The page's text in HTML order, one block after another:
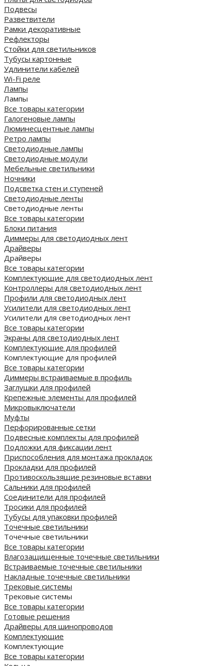
Подвесы
Разветвители
Рамки декоративные
Рефлекторы
Стойки для светильников
Тубусы картонные
Удлинители кабелей
Wi-Fi реле
Лампы
Лампы
Все товары категории
Галогеновые лампы
Люминесцентные лампы
Ретро лампы
Светодиодные лампы
Светодиодные модули
Мебельные светильники
Ночники
Подсветка стен и ступеней
Светодиодные ленты
Светодиодные ленты
Все товары категории
Блоки питания
Диммеры для светодиодных лент
Драйверы
Драйверы
Все товары категории
Комплектующие для светодиодных лент
Контроллеры для светодиодных лент
Профили для светодиодных лент
Усилители для светодиодных лент
Усилители для светодиодных лент
Все товары категории
Экраны для светодиодных лент
Комплектующие для профилей
Комплектующие для профилей
Все товары категории
Диммеры встраиваемые в профиль
Заглушки для профилей
Крепежные элементы для профилей
Микровыключатели
Муфты
Перфорированные сетки
Подвесные комплекты для профилей
Подложки для фиксации лент
Приспособления для монтажа прокладок
Прокладки для профилей
Противоскользящие резиновые вставки
Сальники для профилей
Соединители для профилей
Тросики для профилей
Тубусы для упаковки профилей
Точечные светильники
Точечные светильники
Все товары категории
Влагозащищенные точечные светильники
Встраиваемые точечные светильники
Накладные точечные светильники
Трековые системы
Трековые системы
Все товары категории
Готовые решения
Драйверы для шинопроводов
Комплектующие
Комплектующие
Все товары категории